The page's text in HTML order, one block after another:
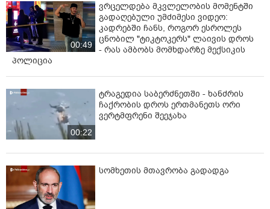
00:49
ვრცელდება მკვლელობის მომენტში
გადაღებული უმძიმესი ვიდეო:
კადრებში ჩანს, როგორ ესროლეს
ცნობილ "ტიკტოკერს" ლაივის დროს
- რას ამბობს მომხდარზე მექსიკის
პოლიცია
00:22
ტრაგედია საბერძნეთში - ხანძრის
ჩაქრობის დროს ერთმანეთს ორი
ვერტმფრენი შეეჯახა
სომხეთის მთავრობა გადადგა